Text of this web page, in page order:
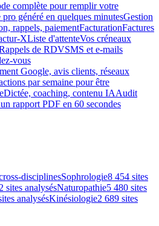
complète pour remplir votre
pro généré en quelques minutesGestion
rappels, paiementFacturationFactures
XListe d'attenteVos créneaux
de RDVSMS et e-mails
vous
Google, avis clients, réseaux
par semaine pour être
Dictée, coaching, contenu IAAudit
rapport PDF en 60 secondes
disciplinesSophrologie8 454 sites
sites analysésNaturopathie5 480 sites
analysésKinésiologie2 689 sites